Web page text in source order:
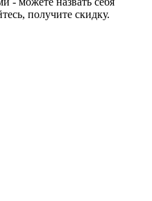
получите скидку.